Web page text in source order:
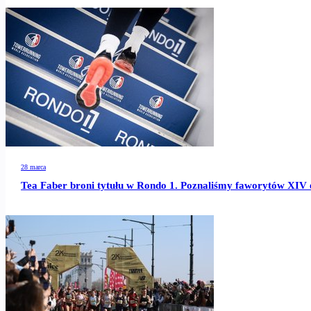
28 marca
Tea Faber broni tytułu w Rondo 1. Poznaliśmy faworytów XIV